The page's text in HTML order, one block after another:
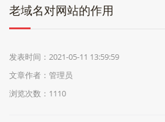
务
我老域名对网站的作用
发表时间：2021-05-11 13:59:59
文章作者：管理员
浏览次数：1110